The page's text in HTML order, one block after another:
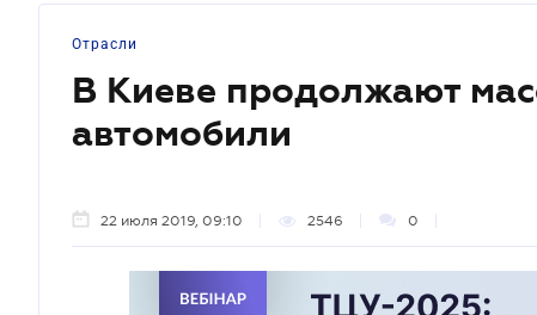
Отрасли
В Киеве продолжают
автомобили
22 июля 2019, 09:10 2546 0